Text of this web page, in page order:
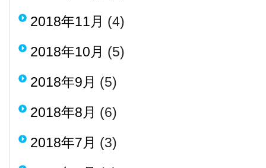
2018年11月 (4)
2018年10月 (5)
2018年9月 (5)
2018年8月 (6)
2018年7月 (3)